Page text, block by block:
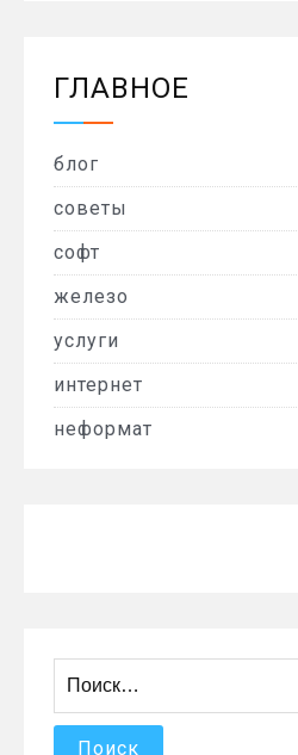
ГЛАВНОЕ
блог
советы
софт
железо
услуги
интернет
неформат